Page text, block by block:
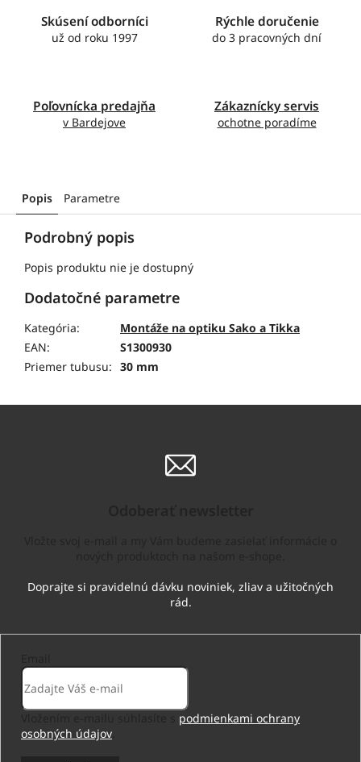
Skúsení odborníci
už od roku 1997
Rýchle doručenie
do 3 pracovných dní
Poľovnícka predajňa
v Bardejove
Zákaznícky servis
ochotne poradíme
Popis Parametre
Podrobný popis
Popis produktu nie je dostupný
Dodatočné parametre
Kategória:
Montáže na optiku Sako a Tikka
EAN:
S1300930
Priemer tubusu: 30 mm
podmienkami ochrany
osobných údajov